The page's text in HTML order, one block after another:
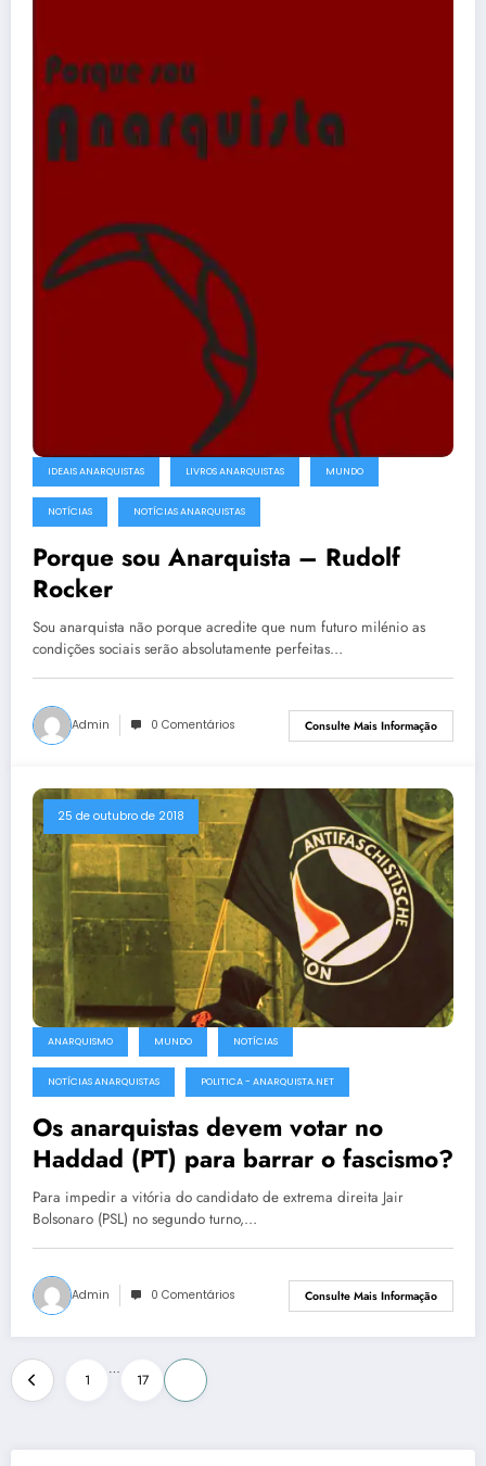
IDEAIS ANARQUISTAS LIVROS ANARQUISTAS MUNDO
NOTÍCIAS NOTÍCIAS ANARQUISTAS
Porque sou Anarquista – Rudolf
Rocker
Sou anarquista não porque acredite que num futuro milénio as
condições sociais serão absolutamente perfeitas…
Admin 0 Comentários Consulte Mais Informação
25 de outubro de 2018
ANARQUISMO MUNDO NOTÍCIAS
NOTÍCIAS ANARQUISTAS POLITICA - ANARQUISTA.NET
Os anarquistas devem votar no
Haddad (PT) para barrar o fascismo?
Para impedir a vitória do candidato de extrema direita Jair
Bolsonaro (PSL) no segundo turno,…
Admin 0 Comentários Consulte Mais Informação
Paginação
de
posts
1
…
17